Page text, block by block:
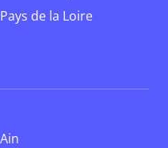
Pays de la Loire
Ain